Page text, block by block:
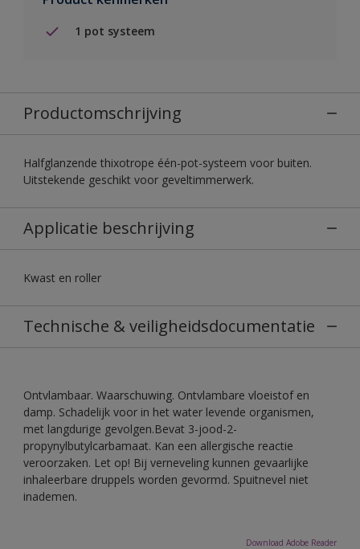
1 pot systeem
Productomschrijving
Halfglanzende thixotrope één-pot-systeem voor buiten.
Uitstekende geschikt voor geveltimmerwerk.
Applicatie beschrijving
Kwast en roller
Technische & veiligheidsdocumentatie
Ontvlambaar. Waarschuwing. Ontvlambare vloeistof en
damp. Schadelijk voor in het water levende organismen,
met langdurige gevolgen.Bevat 3-jood-2-
propynylbutylcarbamaat. Kan een allergische reactie
veroorzaken. Let op! Bij verneveling kunnen gevaarlijke
inhaleerbare druppels worden gevormd. Spuitnevel niet
inademen.
Download Adobe Reader